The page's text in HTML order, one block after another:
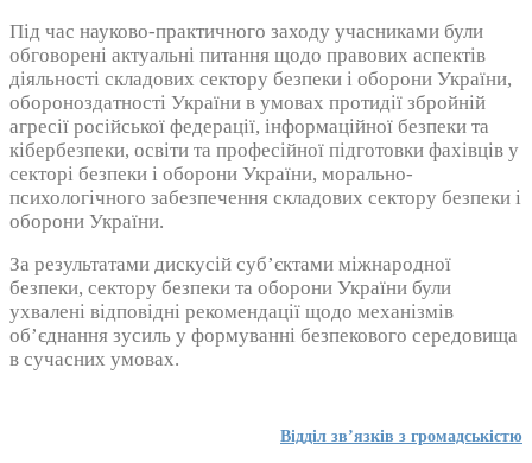
Під час науково-практичного заходу учасниками були
обговорені актуальні питання щодо правових аспектів
діяльності складових сектору безпеки і оборони України,
обороноздатності України в умовах протидії збройній
агресії російської федерації, інформаційної безпеки та
кібербезпеки, освіти та професійної підготовки фахівців у
секторі безпеки і оборони України, морально-
психологічного забезпечення складових сектору безпеки і
оборони України.
За результатами дискусій суб’єктами міжнародної
безпеки, сектору безпеки та оборони України були
ухвалені відповідні рекомендації щодо механізмів
об’єднання зусиль у формуванні безпекового середовища
в сучасних умовах.
Відділ зв’язків з громадськістю